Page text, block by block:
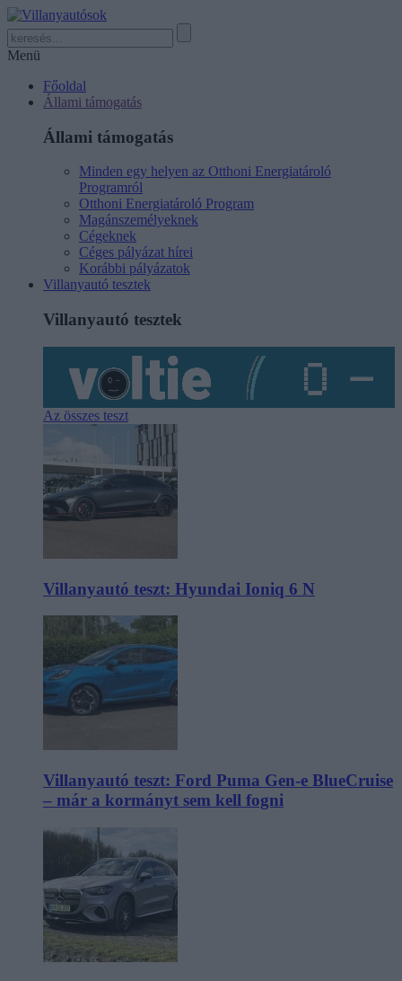
Menü
Főoldal
Állami támogatás
Állami támogatás
Minden egy helyen az Otthoni Energiatároló
Programról
Otthoni Energiatároló Program
Magánszemélyeknek
Cégeknek
Céges pályázat hírei
Korábbi pályázatok
Villanyautó tesztek
Villanyautó tesztek
Az összes teszt
Villanyautó teszt: Hyundai Ioniq 6 N
Villanyautó teszt: Ford Puma Gen-e BlueCruise
– már a kormányt sem kell fogni